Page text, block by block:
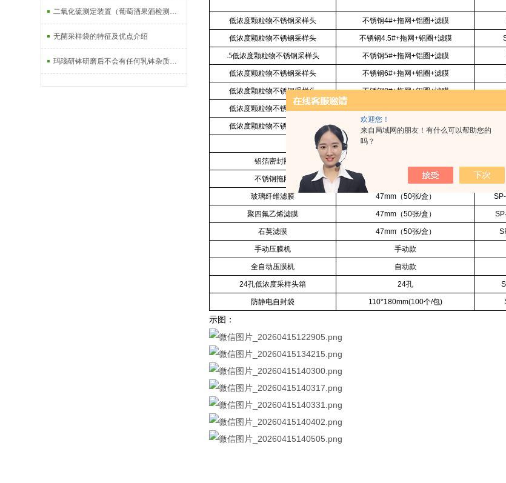
欢迎您！
来自局域网的朋友！有什么可以帮助您的
吗？
二氧化硫测定装置（葡萄酒果酒检测方法）
无菌采样袋的特征及优点介绍
玛瑙研钵研磨后不会有任何乳钵杂质混入被研磨物中
低浓度颗粒物不锈钢采样头 不锈钢4#+拖网+铝圈+滤膜
低浓度颗粒物不锈钢采样头 不锈钢4.5#+拖网+铝圈+滤膜
.5低浓度颗粒物不锈钢采样头 不锈钢5#+拖网+铝圈+滤膜
低浓度颗粒物不锈钢采样头 不锈钢6#+拖网+铝圈+滤膜
低浓度颗粒物不锈钢采样头 不锈钢8#+拖网+铝圈+滤膜
低浓度颗粒物不锈钢采样头
低浓度颗粒物不锈钢采样头 不锈钢12#+拖网+铝圈+滤膜
铝箔密封圈
不锈钢拖网 47mm（100片/盒）
玻璃纤维滤膜 47mm（50张/盒）
聚四氟乙烯滤膜 47mm（50张/盒）
石英滤膜 47mm（50张/盒）
手动压膜机 手动款
全自动压膜机 自动款
24孔低浓度采样头箱 24孔
防静电自封袋 110*180mm(100个/包)
示图：